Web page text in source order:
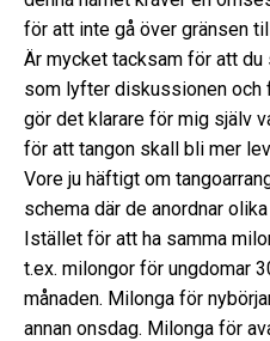
för att inte gå över gränsen
Är mycket tacksam för att du
som lyfter diskussionen
gör det klarare för mig själv
för att tangon skall bli mer
Vore ju häftigt om
schema där de anordnar
Istället för att ha samma
t.ex. milongor för ungdomar
månaden. Milonga för
annan onsdag. Milonga för